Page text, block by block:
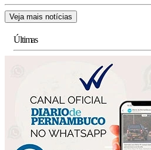
Veja mais notícias
Últimas